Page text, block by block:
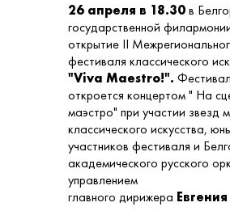
26 апреля в 18.30в
государственной
открытие II
фестиваля классического
"Viva Maestro!".
откроется концертом " На
маэстро" при участии звезд
классического искусства,
участников фестиваля и
академического русского
управлением
главного дирижера